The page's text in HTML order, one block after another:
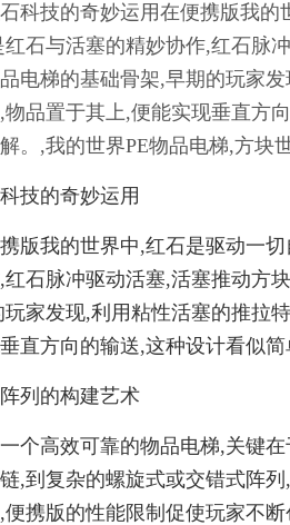
科技的奇妙运用在便携版我
红石与活塞的精妙协作,红石脉
电梯的基础骨架,早期的玩家
品置于其上,便能实现垂直方
。,我的世界PE物品电梯,方块
技的奇妙运用
版我的世界中,红石是驱动一
石脉冲驱动活塞,活塞推动方
家发现,利用粘性活塞的推拉
直方向的输送,这种设计看似
列的构建艺术
个高效可靠的物品电梯,关键
,到复杂的螺旋式或交错式阵
便携版的性能限制促使玩家不